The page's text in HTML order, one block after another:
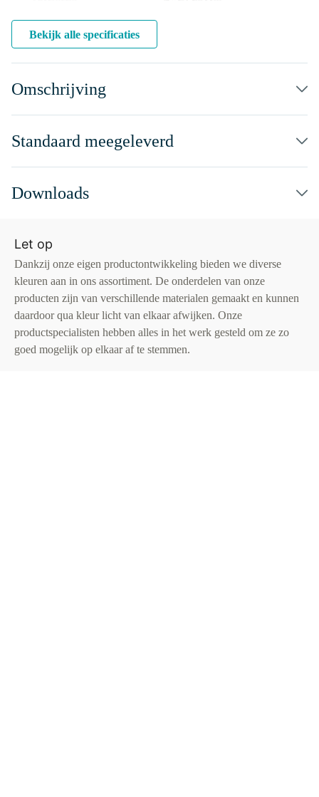
Bekijk alle specificaties
Omschrijving
Standaard meegeleverd
Downloads
Let op
Dankzij onze eigen productontwikkeling bieden we diverse
kleuren aan in ons assortiment. De onderdelen van onze
producten zijn van verschillende materialen gemaakt en kunnen
daardoor qua kleur licht van elkaar afwijken. Onze
productspecialisten hebben alles in het werk gesteld om ze zo
goed mogelijk op elkaar af te stemmen.